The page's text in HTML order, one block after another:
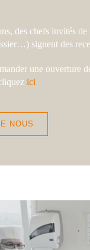
des chefs invités
signent des
une ouverture
ici
NOUS